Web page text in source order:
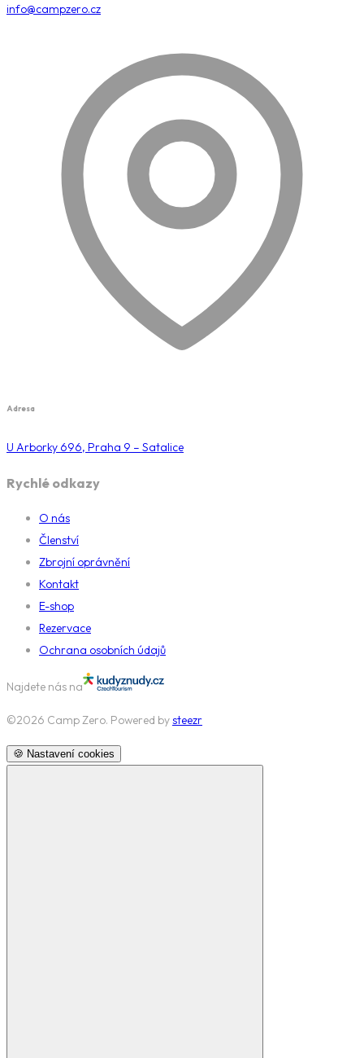
info@campzero.cz
Adresa
U Arborky 696, Praha 9 – Satalice
Rychlé odkazy
O nás
Členství
Zbrojní oprávnění
Kontakt
E-shop
Rezervace
Ochrana osobních údajů
Najdete nás na
©2026 Camp Zero. Powered bysteezr
🍪 Nastavení cookies